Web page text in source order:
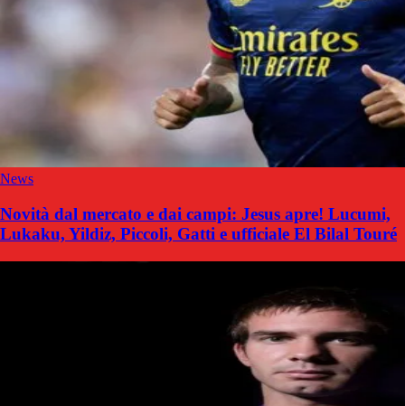
News
Novità dal mercato e dai campi: Jesus apre! Lucumi,
Lukaku, Yildiz, Piccoli, Gatti e ufficiale El Bilal Touré